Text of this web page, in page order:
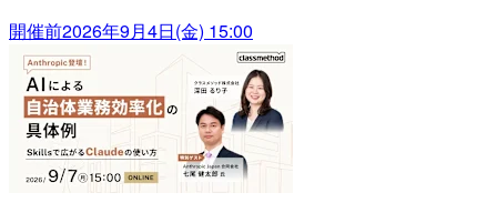
開催前2026年9月4日(金) 15:00